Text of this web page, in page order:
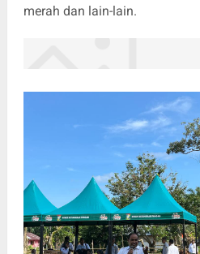
merah dan lain-lain.